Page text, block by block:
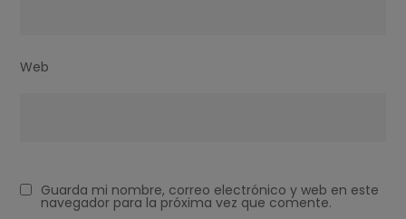
Web
Guarda mi nombre, correo electrónico y web en este
navegador para la próxima vez que comente.